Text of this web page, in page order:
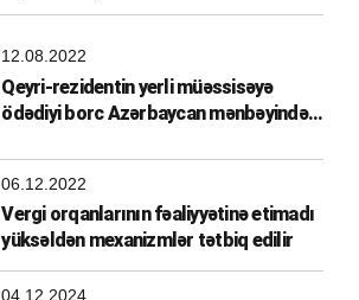
hesablanması
12.08.2022
Qeyri-rezidentin yerli müəssisəyə
ödədiyi borc Azərbaycan mənbəyindən
06.12.2022
Vergi orqanlarının fəaliyyətinə etimadı
yüksəldən mexanizmlər tətbiq edilir
04.12.2024